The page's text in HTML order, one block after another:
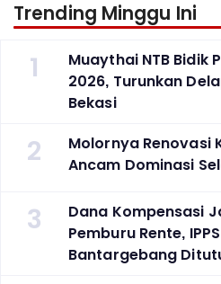
Trending Minggu Ini
1
Muaythai NTB Bidik
2026, Turunkan
Bekasi
2
Molornya Renovasi
Ancam Dominasi
3
Dana Kompensasi
Pemburu Rente,
Bantargebang